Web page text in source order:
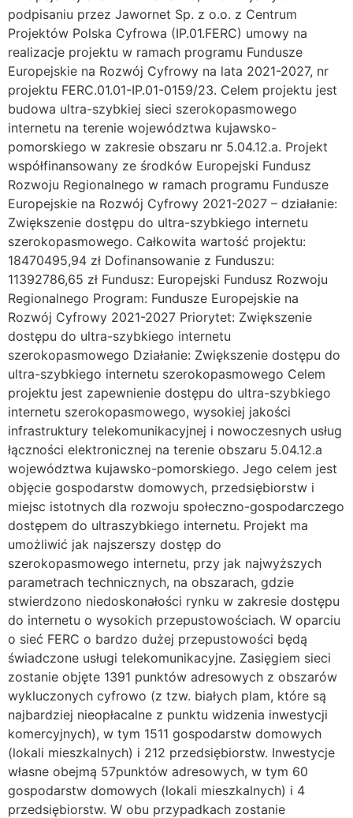
podpisaniu przez Jawornet Sp. z o.o. z Centrum
Projektów Polska Cyfrowa (IP.01.FERC) umowy na
realizacje projektu w ramach programu Fundusze
Europejskie na Rozwój Cyfrowy na lata 2021-2027, nr
projektu FERC.01.01-IP.01-0159/23. Celem projektu jest
budowa ultra-szybkiej sieci szerokopasmowego
internetu na terenie województwa kujawsko-
pomorskiego w zakresie obszaru nr 5.04.12.a. Projekt
współfinansowany ze środków Europejski Fundusz
Rozwoju Regionalnego w ramach programu Fundusze
Europejskie na Rozwój Cyfrowy 2021-2027 – działanie:
Zwiększenie dostępu do ultra-szybkiego internetu
szerokopasmowego. Całkowita wartość projektu:
18470495,94 zł Dofinansowanie z Funduszu:
11392786,65 zł Fundusz: Europejski Fundusz Rozwoju
Regionalnego Program: Fundusze Europejskie na
Rozwój Cyfrowy 2021-2027 Priorytet: Zwiększenie
dostępu do ultra-szybkiego internetu
szerokopasmowego Działanie: Zwiększenie dostępu do
ultra-szybkiego internetu szerokopasmowego Celem
projektu jest zapewnienie dostępu do ultra-szybkiego
internetu szerokopasmowego, wysokiej jakości
infrastruktury telekomunikacyjnej i nowoczesnych usług
łączności elektronicznej na terenie obszaru 5.04.12.a
województwa kujawsko-pomorskiego. Jego celem jest
objęcie gospodarstw domowych, przedsiębiorstw i
miejsc istotnych dla rozwoju społeczno-gospodarczego
dostępem do ultraszybkiego internetu. Projekt ma
umożliwić jak najszerszy dostęp do
szerokopasmowego internetu, przy jak najwyższych
parametrach technicznych, na obszarach, gdzie
stwierdzono niedoskonałości rynku w zakresie dostępu
do internetu o wysokich przepustowościach. W oparciu
o sieć FERC o bardzo dużej przepustowości będą
świadczone usługi telekomunikacyjne. Zasięgiem sieci
zostanie objęte 1391 punktów adresowych z obszarów
wykluczonych cyfrowo (z tzw. białych plam, które są
najbardziej nieopłacalne z punktu widzenia inwestycji
komercyjnych), w tym 1511 gospodarstw domowych
(lokali mieszkalnych) i 212 przedsiębiorstw. Inwestycje
własne obejmą 57punktów adresowych, w tym 60
gospodarstw domowych (lokali mieszkalnych) i 4
przedsiębiorstw. W obu przypadkach zostanie